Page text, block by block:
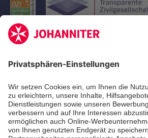
Aus- &
Erste-Hilfe-Kurse
Jobs & Ehrenamt
Freiwilligendienst